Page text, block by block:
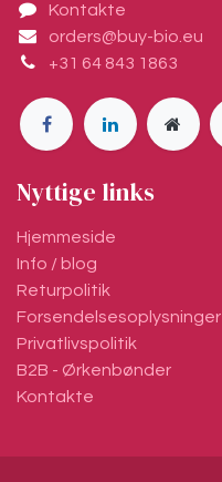
Kontakte
orders@buy-bio.eu
+31 64 843 1863
Nyttige links
Hjemmeside
Info / blog
Returpolitik
Forsendelsesoplysninger
Privatlivspolitik
B2B - Ørkenbønder
Kontakte